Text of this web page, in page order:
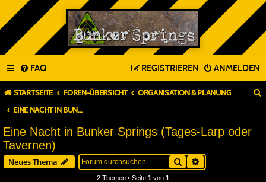
FAQ ANMELDEN
REGISTRIEREN
STARTSEITE FOREN-ÜBERSICHT ORGANISATION & PLANUNG
EINE NACHT IN BUNKER SPRINGS (TAGES-LARP ODER TAVERNEN)
Eine Nacht in Bunker Springs (Tages-Larp oder
Tavernen)
Neues Thema Suche
2 Themen • Seite 1 von 1